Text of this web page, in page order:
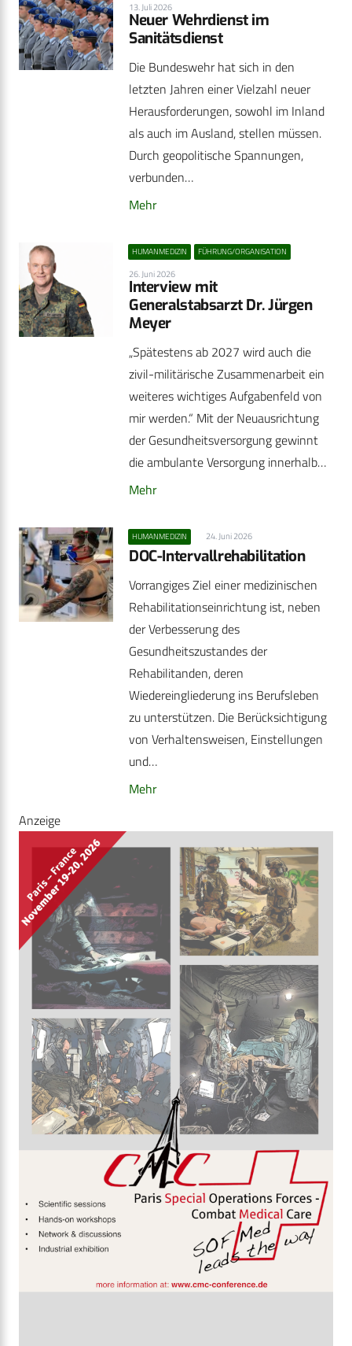
13. Juli 2026
Neuer Wehrdienst im
Sanitätsdienst
Die Bundeswehr hat sich in den
letzten Jahren einer Vielzahl neuer
Herausforderungen, sowohl im Inland
als auch im Ausland, stellen müssen.
Durch geopolitische Spannungen,
verbunden…
Mehr
HUMANMEDIZIN FÜHRUNG/ORGANISATION
26. Juni 2026
Interview mit
Generalstabsarzt Dr. Jürgen
Meyer
„Spätestens ab 2027 wird auch die
zivil-militärische Zusammenarbeit ein
weiteres wichtiges Aufgabenfeld von
mir werden.“ Mit der Neuausrichtung
der Gesundheitsversorgung gewinnt
die ambulante Versorgung innerhalb…
Mehr
HUMANMEDIZIN 24. Juni 2026
DOC-Intervallrehabilitation
Vorrangiges Ziel einer medizinischen
Rehabilitationseinrichtung ist, neben
der Verbesserung des
Gesundheitszustandes der
Rehabilitanden, deren
Wiedereingliederung ins Berufsleben
zu unterstützen. Die Berücksichtigung
von Verhaltensweisen, Einstellungen
und…
Mehr
Anzeige